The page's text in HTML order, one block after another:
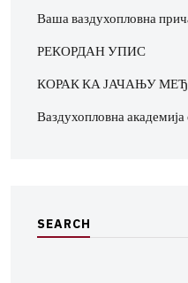
Ваша ваздухопловна
РЕКОРДАН УПИС
КОРАК КА ЈАЧАЊУ
Ваздухопловна
SEARCH